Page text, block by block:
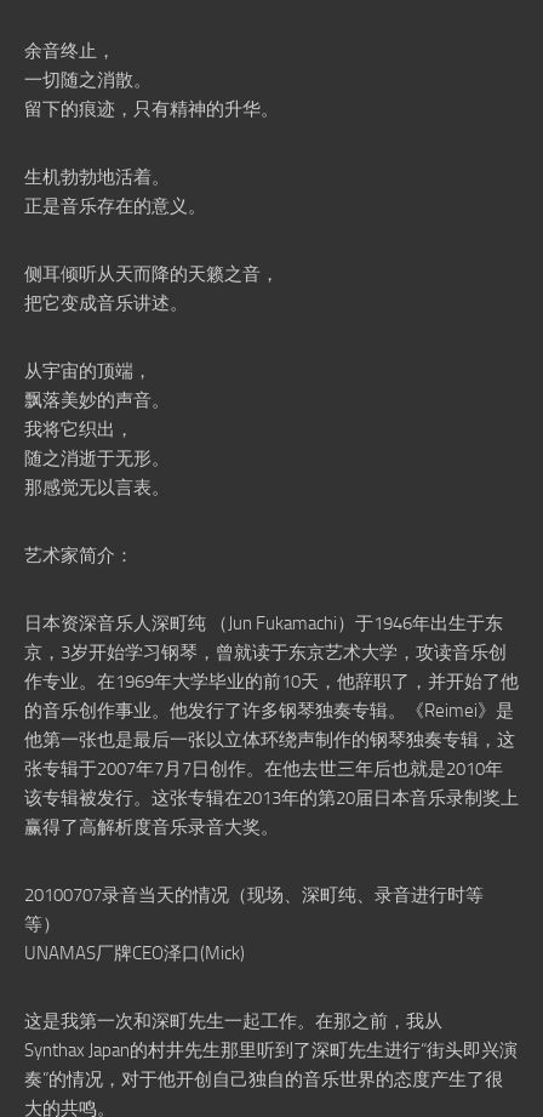
余音终止，
一切随之消散。
留下的痕迹，只有精神的升华。
生机勃勃地活着。
正是音乐存在的意义。
侧耳倾听从天而降的天籁之音，
把它变成音乐讲述。
从宇宙的顶端，
飘落美妙的声音。
我将它织出，
随之消逝于无形。
那感觉无以言表。
艺术家简介：
日本资深音乐人深町纯 （Jun Fukamachi）于1946年出生于东
京，3岁开始学习钢琴，曾就读于东京艺术大学，攻读音乐创
作专业。在1969年大学毕业的前10天，他辞职了，并开始了他
的音乐创作事业。他发行了许多钢琴独奏专辑。《Reimei》是
他第一张也是最后一张以立体环绕声制作的钢琴独奏专辑，这
张专辑于2007年7月7日创作。在他去世三年后也就是2010年
该专辑被发行。这张专辑在2013年的第20届日本音乐录制奖上
赢得了高解析度音乐录音大奖。
20100707录音当天的情况（现场、深町纯、录音进行时等
等）
UNAMAS厂牌CEO泽口(Mick)
这是我第一次和深町先生一起工作。在那之前，我从
Synthax Japan的村井先生那里听到了深町先生进行“街头即兴演
奏”的情况，对于他开创自己独自的音乐世界的态度产生了很
大的共鸣。